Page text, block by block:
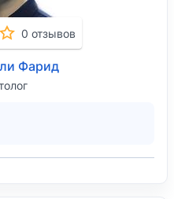
0 отзывов
Фарид